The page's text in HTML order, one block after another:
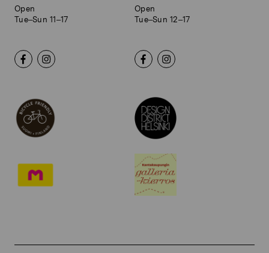
Open
Tue–Sun 11–17
Open
Tue–Sun 12–17